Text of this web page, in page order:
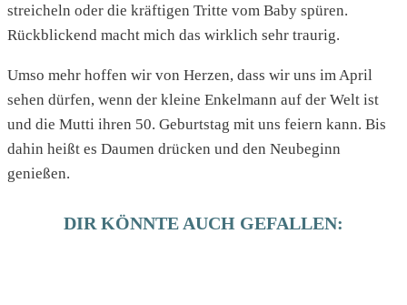
streicheln oder die kräftigen Tritte vom Baby spüren.
Rückblickend macht mich das wirklich sehr traurig.
Umso mehr hoffen wir von Herzen, dass wir uns im April
sehen dürfen, wenn der kleine Enkelmann auf der Welt ist
und die Mutti ihren 50. Geburtstag mit uns feiern kann. Bis
dahin heißt es Daumen drücken und den Neubeginn
genießen.
DIR KÖNNTE AUCH GEFALLEN: